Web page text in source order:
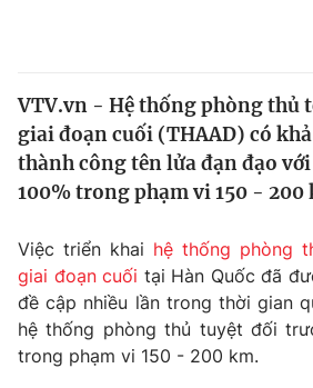
Thế giới
Tin tức
Thế giới đó đây
Kinh tế
Thị trường
Góc doanh nghiệp
Truyền hình
Phim VTV
Giải trí
VTV.vn - Hệ thống phòng thủ
giai đoạn cuối (THAAD) có
thành công tên lửa đạn đạo
100% trong phạm vi 150 - 200
Việc triển khai hệ thống phòng
giai đoạn cuối tại Hàn Quốc đã
đề cập nhiều lần trong thời gian
hệ thống phòng thủ tuyệt đối
trong phạm vi 150 - 200 km.